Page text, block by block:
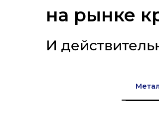
на рынке
И